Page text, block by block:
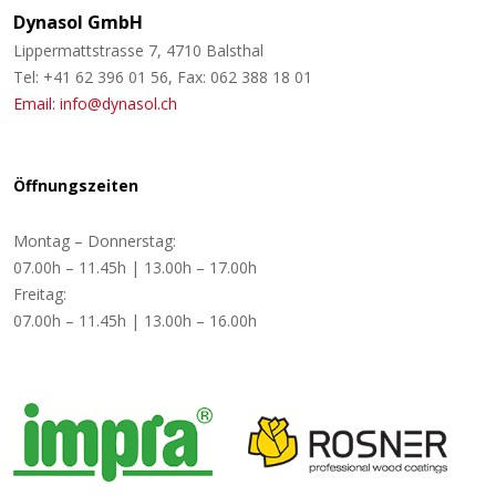
Dynasol GmbH
Lippermattstrasse 7, 4710 Balsthal
Tel: +41 62 396 01 56, Fax: 062 388 18 01
Email: info@dynasol.ch
Öffnungszeiten
Montag – Donnerstag:
07.00h – 11.45h | 13.00h – 17.00h
Freitag:
07.00h – 11.45h | 13.00h – 16.00h